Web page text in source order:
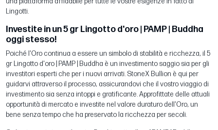
Lingotti.
Investite in un 5 gr Lingotto d'oro | PAMP | Buddha
oggi stesso!
Poiché l'Oro continua a essere un simbolo di stabilità e ricchezza, il 5
gr Lingotto d'oro | PAMP | Buddha è un investimento saggio sia per gli
investitori esperti che per i nuovi arrivati. StoneX Bullion è qui per
guidarvi attraverso il processo, assicurandovi che il vostro viaggio di
investimento sia senza intoppi e gratificante. Approfittate delle attuali
opportunità di mercato e investite nel valore duraturo dell'Oro, un
bene senza tempo che ha preservato la ricchezza per secoli.